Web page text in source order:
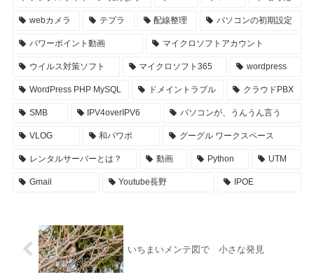
webカメラ テプラ 配線整理 パソコンの初期設定
パワーポイント動画 マイクロソフトアカウント
ウイルス対策ソフト マイクロソフト365 wordpress
WordPress PHP MySQL ドメイントラブル クラウドPBX
SMB IPV4overIPV6 パソコンが、うんうん言う
VLOG 和パワポ グーグル ワークスペース
レンタルサーバーとは？ 動画 Python UTM
Gmail Youtube長野 IPOE
いちまいメンテ図で 小さな発見